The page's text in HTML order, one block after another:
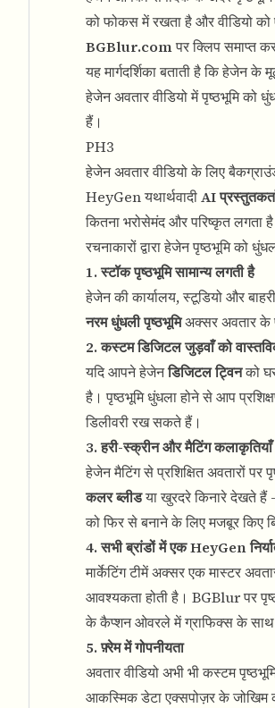
को फोकस में रखता है और वीडियो
BGBlur.comपर क्लिप समाप्त
यह मार्गदर्शिका बताती है कि हेजेन
हेजेन अवतार वीडियो में पृष्ठभूमि को
हैं।
PH3
हेजेन अवतार वीडियो के लिए
HeyGen यथार्थवादीAI
कितना भरोसेमंद और परिष्कृत लगता
रचनाकारों द्वारा हेजेन पृष्ठभूमि को
1. स्टॉक पृष्ठभूमि सामान्य लगती है
हेजेन की कार्यालय, स्टूडियो और
नरम धुंधली पृष्ठभूमिअक्सर अवतार के
2. कस्टम डिजिटल जुड़वाँ को
यदि आपने हेजेनडिजिटल ट्विनको
है। पृष्ठभूमि धुंधला होने से आप
डिलीवरी रख सकते हैं।
3. हरी-स्क्रीन और मैटिंग कलाकृतियाँ
हेजेन मैटिंग से प्रशिक्षित अवतारों पर
कलर ब्लीडया खुरदरे किनारे देखते हैं -
को फिर से बनाने के लिए मजबूर किए
4. सभी ब्रांडों में एक HeyGen
मार्केटिंग टीमें अक्सर एक मास्टर
आवश्यकता होती है। BGBlur पर
के कैप्शन ओवरले में ग्राफिक्स के
5. फ़्रेम में गोपनीयता
अवतार वीडियो अभी भी कस्टम
आकस्मिक डेटा एक्सपोज़र के जोखिम